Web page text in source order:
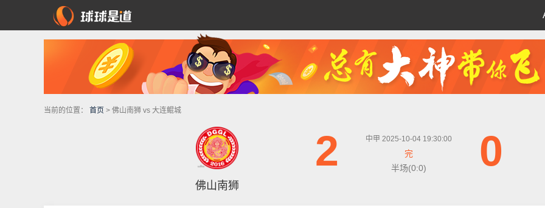
当前的位置： 首页 > 佛山南狮 vs 大连鲲城
佛山南狮
2 0
中甲 2025-10-04 19:30:00
完
半场(0:0)